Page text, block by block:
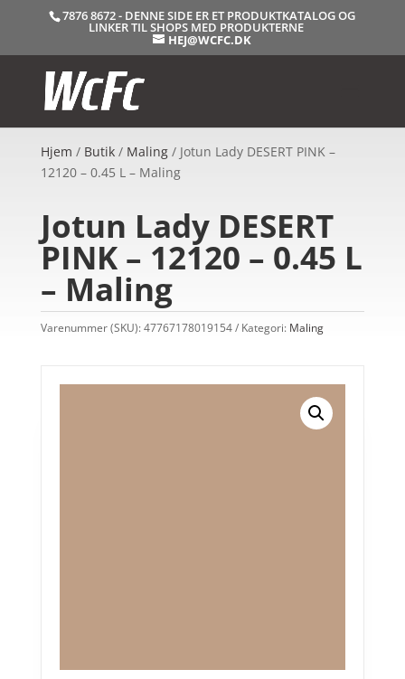
7876 8672 - DENNE SIDE ER ET PRODUKTKATALOG OG
LINKER TIL SHOPS MED PRODUKTERNE
HEJ@WCFC.DK
Hjem / Butik/ Maling/ Jotun Lady DESERT PINK –
12120 – 0.45 L – Maling
Jotun Lady DESERT
PINK – 12120 – 0.45 L
– Maling
Varenummer (SKU):47767178019154 Kategori: Maling